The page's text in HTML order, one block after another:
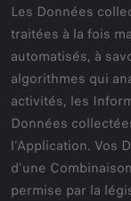
Les Données
traitées à la fois
automatisés, à
algorithmes qui
activités, les
Données
l'Application. Vos
d'une
permise par la